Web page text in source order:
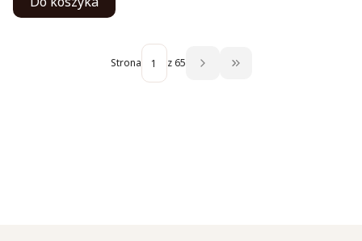
Strona z 65 Przejdź do ostatniej